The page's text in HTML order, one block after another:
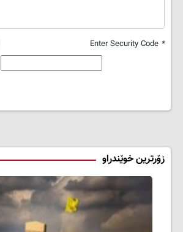
*
زۆرترین خوێندراو